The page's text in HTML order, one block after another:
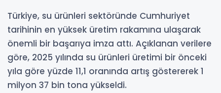
Türkiye, su ürünleri sektöründe Cumhuriyet
tarihinin en yüksek üretim rakamına ulaşarak
önemli bir başarıya imza attı. Açıklanan verilere
göre, 2025 yılında su ürünleri üretimi bir önceki
yıla göre yüzde 11,1 oranında artış göstererek 1
milyon 37 bin tona yükseldi.